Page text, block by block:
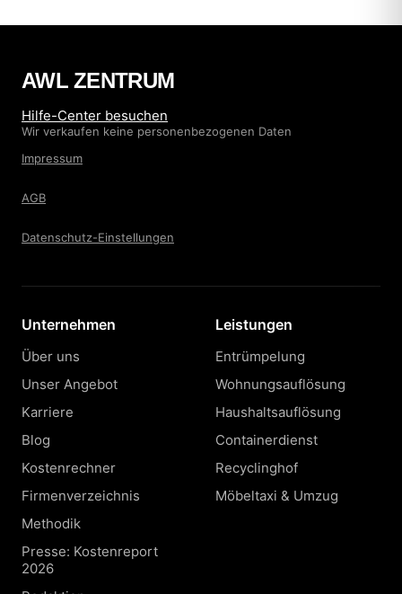
AWL ZENTRUM
Hilfe-Center besuchen
Wir verkaufen keine personenbezogenen Daten
Impressum
AGB
Datenschutz-Einstellungen
Unternehmen
Über uns
Unser Angebot
Karriere
Blog
Kostenrechner
Firmenverzeichnis
Methodik
Presse: Kostenreport
2026
Leistungen
Entrümpelung
Wohnungsauflösung
Haushaltsauflösung
Containerdienst
Recyclinghof
Möbeltaxi & Umzug